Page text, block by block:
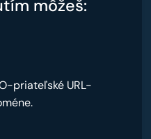
môžeš:
priateľské URL-